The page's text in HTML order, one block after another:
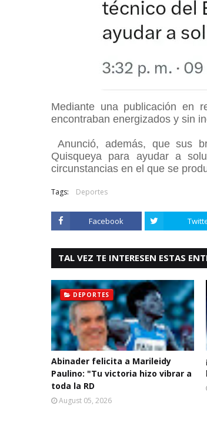
Mediante una publicación en
encontraban energizados y sin
Anunció, además, que sus
Quisqueya para ayudar a
circunstancias en el que se
Tags: Deportes
Facebook
TAL VEZ TE INTERESEN ESTAS
DEPORTES
Abinader felicita a Marileidy
Paulino: "Tu victoria hizo vibrar a
toda la RD
August 05, 2026